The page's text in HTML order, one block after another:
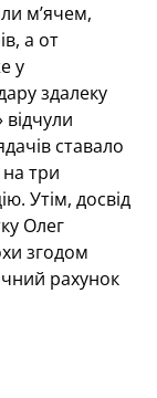
м’ячем,
а от
у
здалеку
відчули
ставало
три
Утім, досвід
Олег
згодом
рахунок